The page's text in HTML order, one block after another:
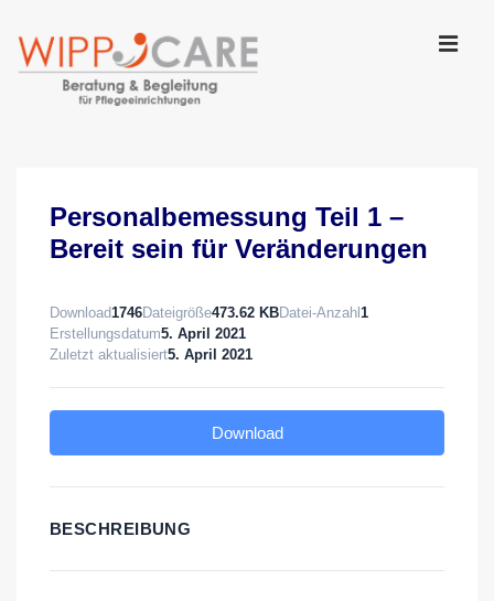
Zum
Inhalt
Personalbemessung Teil 1 –
Bereit sein für Veränderungen
Download 1746Dateigröße473.62 KBDatei-Anzahl 1
Erstellungsdatum5. April 2021
Zuletzt aktualisiert5. April 2021
Download
BESCHREIBUNG